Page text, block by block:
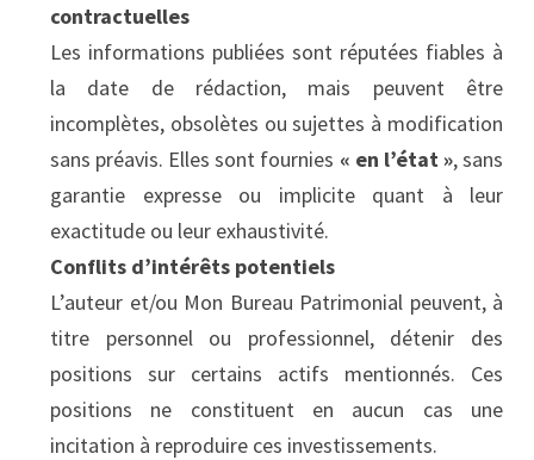
contractuelles
Les informations publiées sont réputées fiables à
la date de rédaction, mais peuvent être
incomplètes, obsolètes ou sujettes à modification
sans préavis. Elles sont fournies « en l’état », sans
garantie expresse ou implicite quant à leur
exactitude ou leur exhaustivité.
Conflits d’intérêts potentiels
L’auteur et/ou Mon Bureau Patrimonial peuvent, à
titre personnel ou professionnel, détenir des
positions sur certains actifs mentionnés. Ces
positions ne constituent en aucun cas une
incitation à reproduire ces investissements.